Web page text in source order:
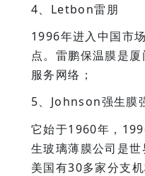
4、Letbon雷朋
1996年进入中国市
点。雷鹏保温膜是
服务网络；
5、Johnson强生膜
它始于1960年，
生玻璃薄膜公司是
美国有30多家分支